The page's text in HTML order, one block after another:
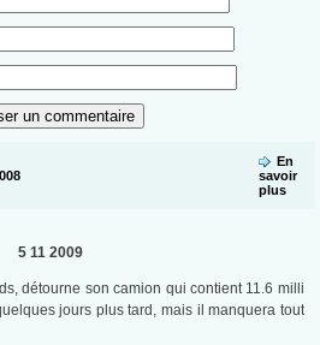
En
savoir
plus
5 11 2009
détourne son camion qui contient 11.6 milli
jours plus tard, mais il manquera tout